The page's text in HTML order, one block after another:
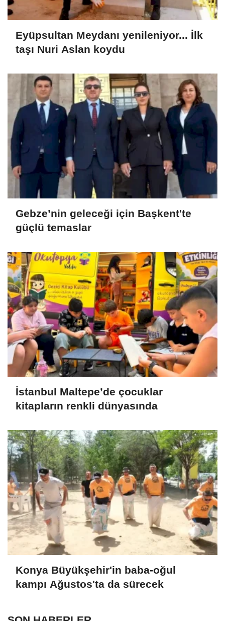
Eyüpsultan Meydanı yenileniyor... İlk
taşı Nuri Aslan koydu
Gebze’nin geleceği için Başkent'te
güçlü temaslar
İstanbul Maltepe’de çocuklar
kitapların renkli dünyasında
Konya Büyükşehir'in baba-oğul
kampı Ağustos'ta da sürecek